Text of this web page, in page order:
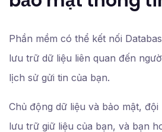
Phần mềm có thể kết nối
lưu trữ dữ liệu liên quan đến
lịch sử gửi tin của bạn.
Chủ động dữ liệu và bảo mật,
lưu trữ giữ liệu của bạn, và bạn